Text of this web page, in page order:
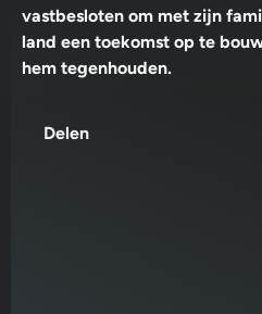
vastbesloten om met zijn
land een toekomst op te
hem tegenhouden.
Delen